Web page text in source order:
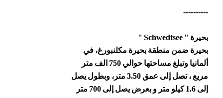
----------
بحيرة " Schwedtsee "
بحيرة ضمن منطقة بحيرة مكلنبورغ، في
ألمانيا وتبلغ مساحتها حوالي 750 الف متر
مربع ، تصل إلى عمق 3.50 متر، وبطول يصل
إلى 1.6 كيلو متر و بعرض يصل إلى 700 متر